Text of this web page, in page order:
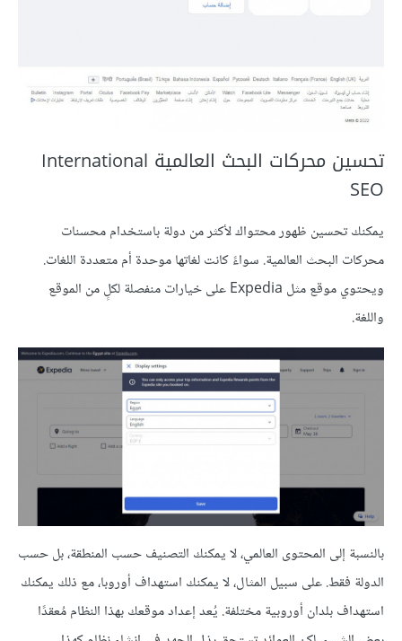
تحسين محركات البحث العالمية International
SEO
يمكنك تحسين ظهور محتواك لأكثر من دولة باستخدام محسنات
محركات البحث العالمية. سواءً كانت لغاتها موحدة أم متعددة اللغات.
ويحتوي موقع مثل Expedia على خيارات منفصلة لكلٍ من الموقع
واللغة.
بالنسبة إلى المحتوى العالمي، لا يمكنك التصنيف حسب المنطقة، بل حسب
الدولة فقط. على سبيل المثال، لا يمكنك استهداف أوروبا، مع ذلك يمكنك
استهداف بلدان أوروبية مختلفة. يُعد إعداد موقعك بهذا النظام مُعقدًا